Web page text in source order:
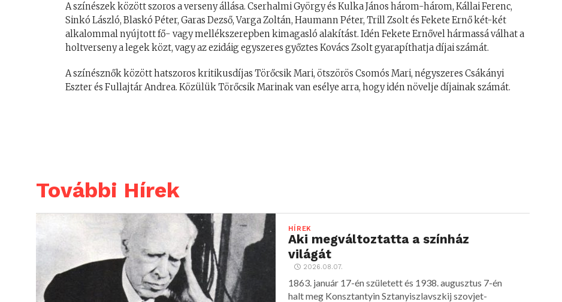
A színészek között szoros a verseny állása. Cserhalmi György és Kulka János három-három, Kállai Ferenc,
Sinkó László, Blaskó Péter, Garas Dezső, Varga Zoltán, Haumann Péter, Trill Zsolt és Fekete Ernő két-két
alkalommal nyújtott fő- vagy mellékszerepben kimagasló alakítást. Idén Fekete Ernővel hármassá válhat a
holtverseny a legek közt, vagy az ezidáig egyszeres győztes Kovács Zsolt gyarapíthatja díjai számát.
A színésznők között hatszoros kritikusdíjas Törőcsik Mari, ötszörös Csomós Mari, négyszeres Csákányi
Eszter és Fullajtár Andrea. Közülük Törőcsik Marinak van esélye arra, hogy idén növelje díjainak számát.
További Hírek
HÍREK
Aki megváltoztatta a színház
világát
2026.08.07.
1863. január 17-én született és 1938. augusztus 7-én
halt meg Konsztantyin Sztanyiszlavszkij szovjet-